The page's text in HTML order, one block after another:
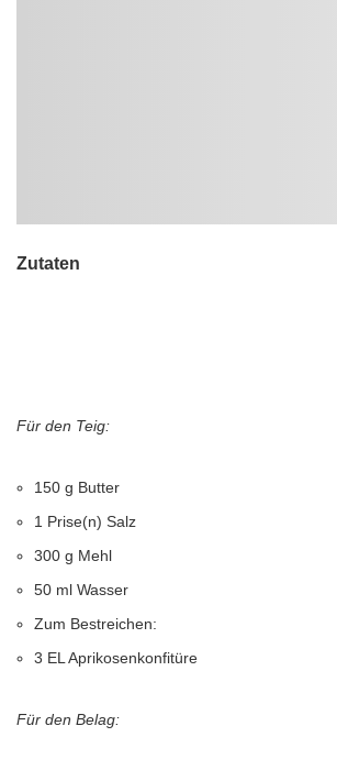
Zutaten
Für den Teig:
150 g Butter
1 Prise(n) Salz
300 g Mehl
50 ml Wasser
Zum Bestreichen:
3 EL Aprikosenkonfitüre
Für den Belag: